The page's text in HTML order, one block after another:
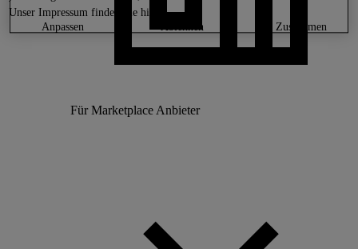
Für Marketplace Anbieter
Unser Impressum finden Siehier.
ablehnen
zustimmen
anpassen